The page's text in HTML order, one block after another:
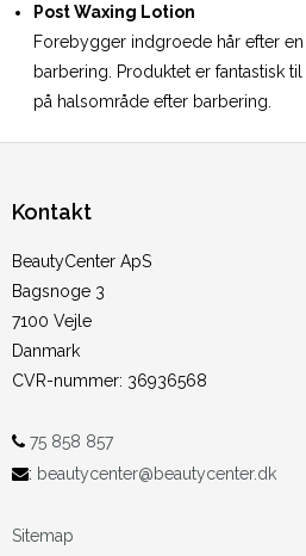
Post Waxing Lotion
Forebygger indgroede hår efter
barbering. Produktet er fantastisk
på halsområde efter barbering.
Kontakt
BeautyCenter ApS
Bagsnoge 3
7100 Vejle
Danmark
CVR-nummer: 36936568
75 858 857
: beautycenter@beautycenter.dk
Sitemap